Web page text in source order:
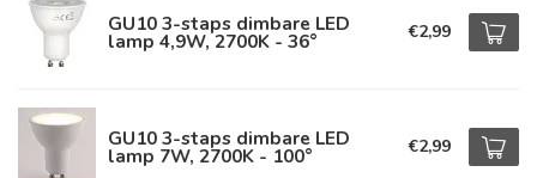
GU10 3-staps dimbare LED
lamp 4,9W, 2700K - 36° €2,99
GU10 3-staps dimbare LED
lamp 7W, 2700K - 100° €2,99